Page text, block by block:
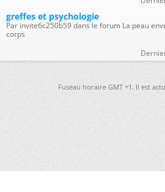
greffes et psychologie
Par invite6c250b59 dans le forum La peau
corps
Fuseau horaire GMT +1. Il est